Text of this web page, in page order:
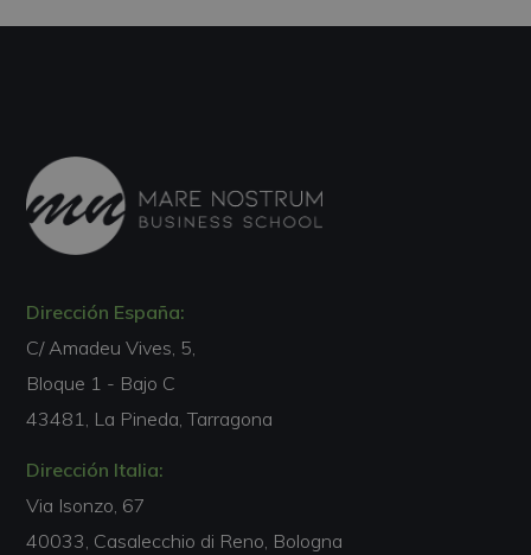
Dirección España:
C/ Amadeu Vives, 5,
Bloque 1 - Bajo C
43481, La Pineda, Tarragona
Dirección Italia:
Via Isonzo, 67
40033, Casalecchio di Reno, Bologna